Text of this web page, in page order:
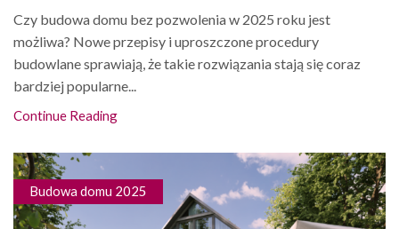
Czy budowa domu bez pozwolenia w 2025 roku jest
możliwa? Nowe przepisy i uproszczone procedury
budowlane sprawiają, że takie rozwiązania stają się coraz
bardziej popularne...
Continue Reading
Budowa domu 2025